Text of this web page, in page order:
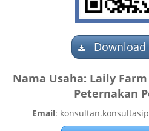
Download
Nama Usaha: Laily
Peternakan
Email: